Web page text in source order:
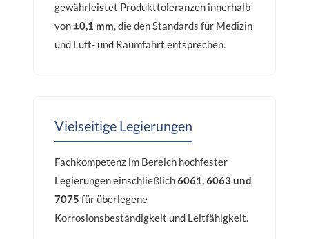
gewährleistet Produkttoleranzen innerhalb
von±0,1 mm, die den Standards für Medizin
und Luft- und Raumfahrt entsprechen.
Vielseitige Legierungen
Fachkompetenz im Bereich hochfester
Legierungen einschließlich6061, 6063 und
7075 für überlegene
Korrosionsbeständigkeit und Leitfähigkeit.